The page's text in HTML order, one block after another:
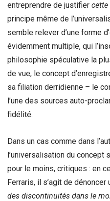
entreprendre de justifier cette
principe même de
semble relever d’une forme
évidemment multiple, qui
philosophie spéculative la
de vue, le concept
sa filiation derridienne – le
l’une des sources auto-
fidélité.
Dans un cas comme dans
l’universalisation du
pour le moins, critiques : en
Ferraris, il s’agit de
des discontinuités dans le